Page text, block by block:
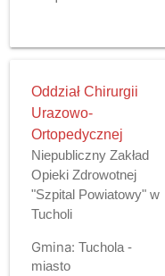
Oddział Chirurgii
Urazowo-
Ortopedycznej
Niepubliczny Zakład
Opieki Zdrowotnej
"Szpital Powiatowy" w
Tucholi
Gmina: Tuchola -
miasto